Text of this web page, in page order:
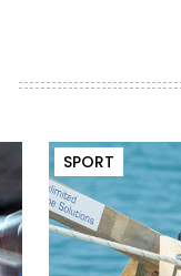
SPORT